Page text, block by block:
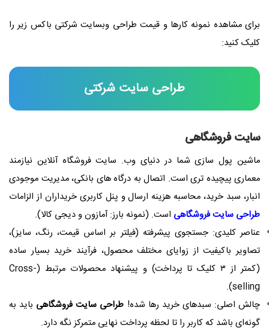
برای مشاهده نمونه کارها و قیمت طراحی وبسایت شرکتی باکس زیر را
کلیک کنید:
طراحی سایت شرکتی
سایت فروشگاهی
ماشین پول ‌سازی شما در دنیای وب. سایت فروشگاه آنلاین نیازمند
معماری پیچیده ‌تری است. اتصال به درگاه‌ های بانکی، مدیریت موجودی
انبار، سبد خرید، محاسبه هزینه ارسال و پنل کاربری خریداران از الزامات
طراحی سایت فروشگاهی است. (نمونه بارز: آمازون و دیجی کالا).
عناصر کلیدی: جستجوی پیشرفته (فیلتر بر اساس قیمت، رنگ، سایز)،
تصاویر باکیفیت از زوایای مختلف محصول، فرآیند خرید بسیار ساده
(کمتر از ۳ کلیک تا پرداخت) و پیشنهاد محصولات مرتبط (Cross-
selling).
چالش اصلی: سبدهای خرید رها شده! طراحی سایت فروشگاهی باید به
گونه‌ای باشد که کاربر را تا لحظه پرداخت نهایی متمرکز نگه دارد.